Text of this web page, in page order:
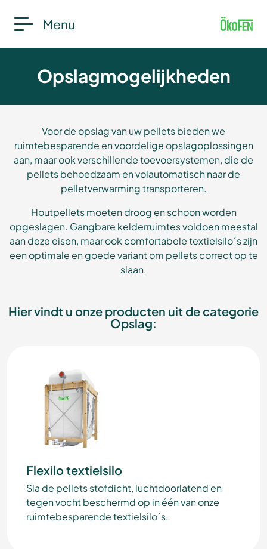
Menu
Opslagmogelijkheden
Voor de opslag van uw pellets bieden we
ruimtebesparende en voordelige opslagoplossingen
aan, maar ook verschillende toevoersystemen, die de
pellets behoedzaam en volautomatisch naar de
pelletverwarming transporteren.
Houtpellets moeten droog en schoon worden
opgeslagen. Gangbare kelderruimtes voldoen meestal
aan deze eisen, maar ook comfortabele textielsilo´s zijn
een optimale en goede variant om pellets correct op te
slaan.
Hier vindt u onze producten uit de categorie
Opslag:
Flexilo textielsilo
Sla de pellets stofdicht, luchtdoorlatend en
tegen vocht beschermd op in één van onze
ruimtebesparende textielsilo´s.